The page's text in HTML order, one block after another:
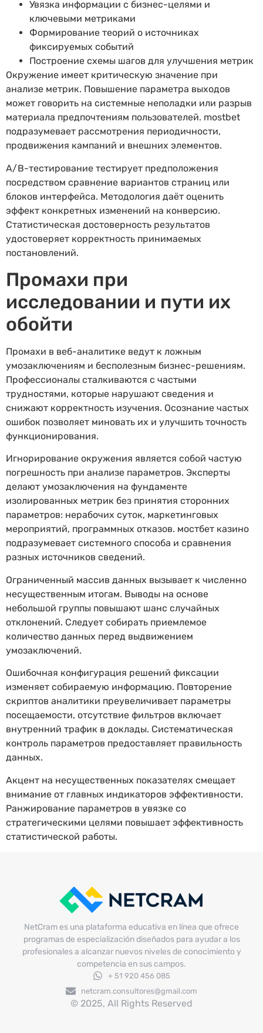
Увязка информации с бизнес-целями и
ключевыми метриками
Формирование теорий о источниках
фиксируемых событий
Построение схемы шагов для улучшения метрик
Окружение имеет критическую значение при
анализе метрик. Повышение параметра выходов
может говорить на системные неполадки или разрыв
материала предпочтениям пользователей. mostbet
подразумевает рассмотрения периодичности,
продвижения кампаний и внешних элементов.
A/B-тестирование тестирует предположения
посредством сравнение вариантов страниц или
блоков интерфейса. Методология даёт оценить
эффект конкретных изменений на конверсию.
Статистическая достоверность результатов
удостоверяет корректность принимаемых
постановлений.
Промахи при
исследовании и пути их
обойти
Промахи в веб-аналитике ведут к ложным
умозаключениям и бесполезным бизнес-решениям.
Профессионалы сталкиваются с частыми
трудностями, которые нарушают сведения и
снижают корректность изучения. Осознание частых
ошибок позволяет миновать их и улучшить точность
функционирования.
Игнорирование окружения является собой частую
погрешность при анализе параметров. Эксперты
делают умозаключения на фундаменте
изолированных метрик без принятия сторонних
параметров: нерабочих суток, маркетинговых
мероприятий, программных отказов. мостбет казино
подразумевает системного способа и сравнения
разных источников сведений.
Ограниченный массив данных вызывает к численно
несущественным итогам. Выводы на основе
небольшой группы повышают шанс случайных
отклонений. Следует собирать приемлемое
количество данных перед выдвижением
умозаключений.
Ошибочная конфигурация решений фиксации
изменяет собираемую информацию. Повторение
скриптов аналитики преувеличивает параметры
посещаемости, отсутствие фильтров включает
внутренний трафик в доклады. Систематическая
контроль параметров предоставляет правильность
данных.
Акцент на несущественных показателях смещает
внимание от главных индикаторов эффективности.
Ранжирование параметров в увязке со
стратегическими целями повышает эффективность
статистической работы.
NetCram es una plataforma educativa en línea que ofrece
programas de especialización diseñados para ayudar a los
profesionales a alcanzar nuevos niveles de conocimiento y
competencia en sus campos.
+ 51 920 456 085
netcram.consultores@gmail.com
© 2025, All Rights Reserved